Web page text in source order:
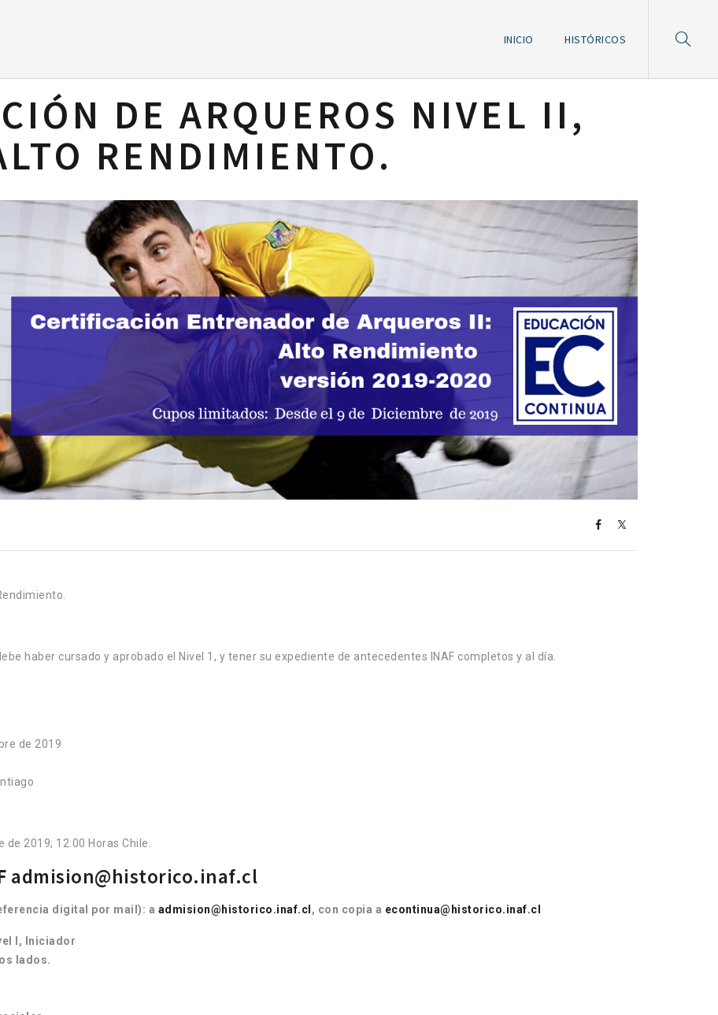
INICIO HISTÓRICOS
DE ARQUEROS NIVEL II,
RENDIMIENTO.
haber cursado y aprobado el Nivel 1, y tener su expediente de antecedentes INAF completos y al día.
de 2019
de 2019; 12:00 Horas Chile.
admision@historico.inaf.cl
digital por mail): a admision@historico.inaf.cl , con copia a econtinua@historico.inaf.cl
I, Iniciador
lados.